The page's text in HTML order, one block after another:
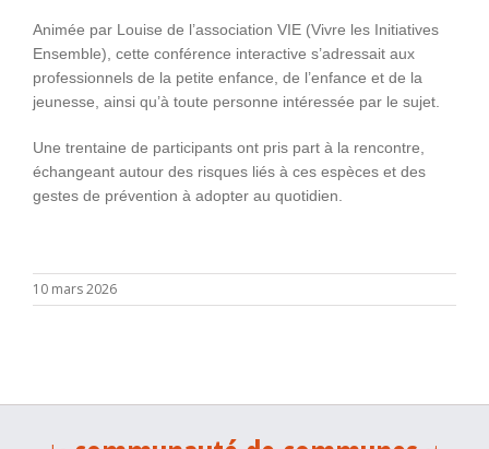
Animée par Louise de l’association VIE (Vivre les Initiatives
Ensemble), cette conférence interactive s’adressait aux
professionnels de la petite enfance, de l’enfance et de la
jeunesse, ainsi qu’à toute personne intéressée par le sujet.
Une trentaine de participants ont pris part à la rencontre,
échangeant autour des risques liés à ces espèces et des
gestes de prévention à adopter au quotidien.
10 mars 2026